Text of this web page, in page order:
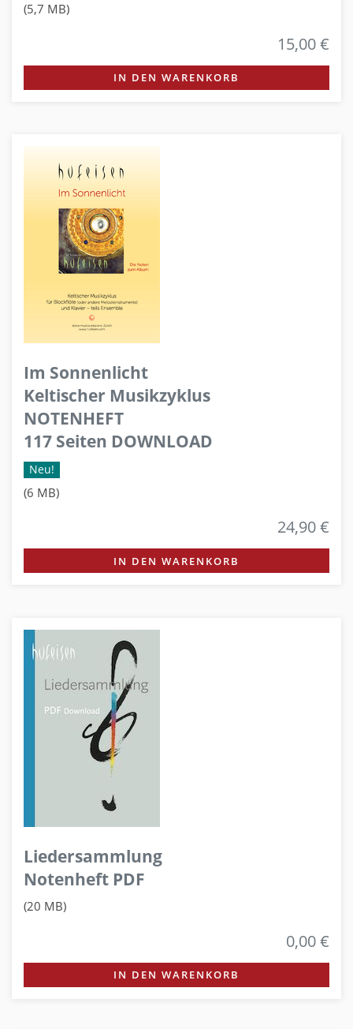
(5,7 MB)
15,00 €
IN DEN WARENKORB
Im Sonnenlicht
Keltischer Musikzyklus
NOTENHEFT
117 Seiten DOWNLOAD
Neu!
(6 MB)
24,90 €
IN DEN WARENKORB
Liedersammlung
Notenheft PDF
(20 MB)
0,00 €
IN DEN WARENKORB